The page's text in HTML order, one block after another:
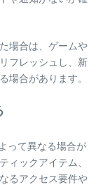
場合は、ゲームや
フレッシュし、新
場合があります。
って異なる場合が
ィックアイテム、
るアクセス要件や